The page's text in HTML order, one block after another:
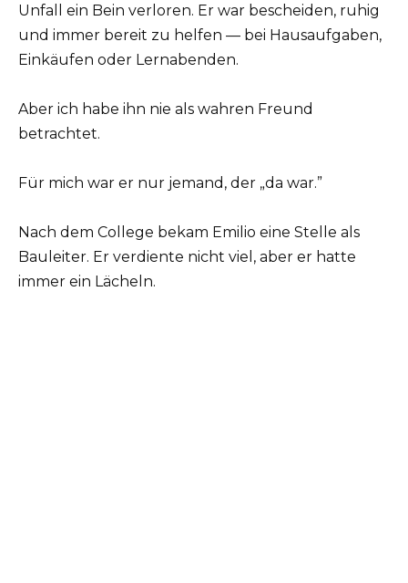
Unfall ein Bein verloren. Er war bescheiden, ruhig
und immer bereit zu helfen — bei Hausaufgaben,
Einkäufen oder Lernabenden.
Aber ich habe ihn nie als wahren Freund
betrachtet.
Für mich war er nur jemand, der „da war.”
Nach dem College bekam Emilio eine Stelle als
Bauleiter. Er verdiente nicht viel, aber er hatte
immer ein Lächeln.